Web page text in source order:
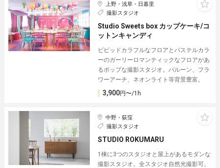
上野・浅草・日暮里
撮影スタジオ
Studio Sweets box カップケーキ/コ
ットンキャンディ
ビビッドカラフルなフロアとパステルカラ
ーのガーリーロマンティックなフロアがあ
るポップな撮影スタジオ。バルーン、フラ
ワーアーチ、ネオンライト等背景豊富。
3,900円〜/1h
中野・荻窪
撮影スタジオ
STUDIO ROKUMARU
1棟に3つのスタジオと屋上があるモダンな
撮影スタジオ。全スタジオ自然光撮影可。